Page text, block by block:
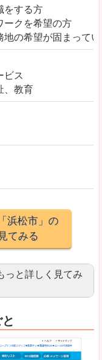
市」の
てみる
をする方
ークを希望の方
地の希望が固まって
ビス
、教育
浜松市」の
てみる
っと詳しく見てみ
次のお仕事がイメージ